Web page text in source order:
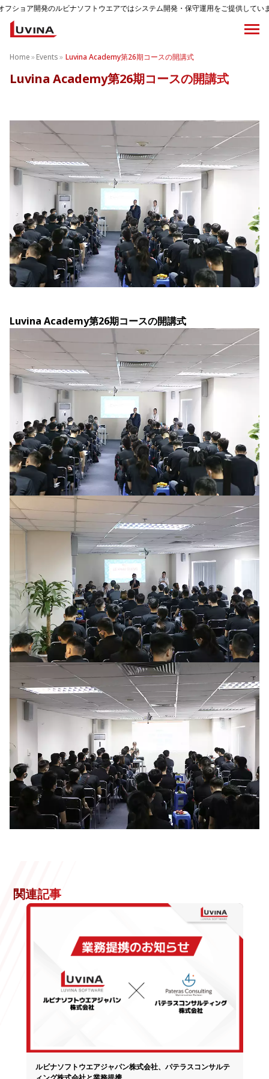
ビナソフトウエアではシステム開発・保守運用をご提供しています。
Home»Events» Luvina Academy第26期コースの開講式
Luvina Academy第26期コースの開講式
Luvina Academy第26期コースの開講式
関連記事
ルビナソフトウエアジャパン株式会社、パテラスコンサルテ